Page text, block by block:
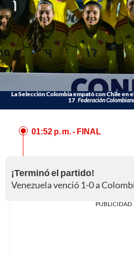
La Selección Colombia empató con Chile en
17 Federación
01:52 p. m. - FINAL
¡Terminó el partido!
Venezuela venció 1-0 a
PUBLICIDAD